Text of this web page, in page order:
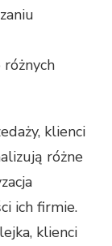
klienci
różne
ich firmie.
klienci